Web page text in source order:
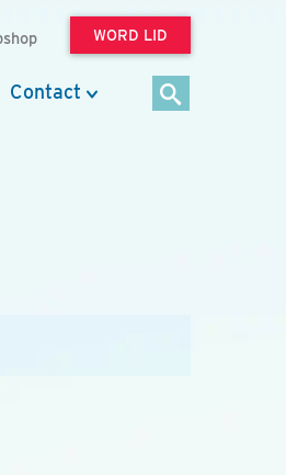
WORD LID
Contact